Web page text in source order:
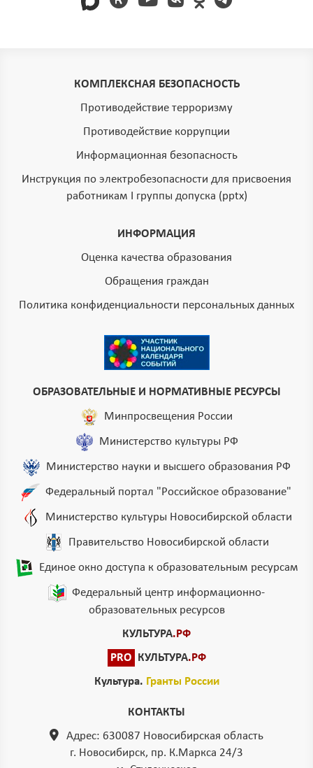
КОМПЛЕКСНАЯ БЕЗОПАСНОСТЬ
Противодействие терроризму
Противодействие коррупции
Информационная безопасность
Инструкция по электробезопасности для присвоения
работникам I группы допуска (pptx)
ИНФОРМАЦИЯ
Оценка качества образования
Обращения граждан
Политика конфиденциальности персональных данных
ОБРАЗОВАТЕЛЬНЫЕ И НОРМАТИВНЫЕ РЕСУРСЫ
Минпросвещения России
Министерство культуры РФ
Министерство науки и высшего образования РФ
Федеральный портал "Российское образование"
Министерство культуры Новосибирской области
Правительство Новосибирской области
Единое окно доступа к образовательным ресурсам
Федеральный центр информационно-
образовательных ресурсов
КУЛЬТУРА.РФ
PRO
КУЛЬТУРА.РФ
Культура. Гранты России
КОНТАКТЫ
Адрес: 630087 Новосибирская область
г. Новосибирск, пр. К.Маркса 24/3